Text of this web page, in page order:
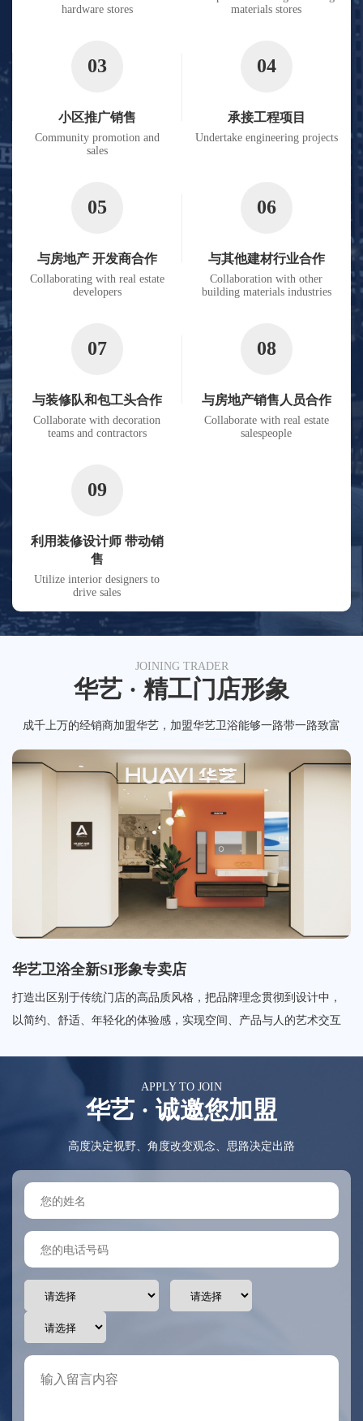
hardware stores
materials stores
03
小区推广销售
Community promotion and
sales
04
承接工程项目
Undertake engineering projects
05
与房地产 开发商合作
Collaborating with real estate
developers
06
与其他建材行业合作
Collaboration with other
building materials industries
07
与装修队和包工头合作
Collaborate with decoration
teams and contractors
08
与房地产销售人员合作
Collaborate with real estate
salespeople
09
利用装修设计师 带动销
售
Utilize interior designers to
drive sales
JOINING TRADER
华艺 · 精工门店形象
成千上万的经销商加盟华艺，加盟华艺卫浴能够一路带一路致富
华艺卫浴全新SI形象专卖店
打造出区别于传统门店的高品质风格，把品牌理念贯彻到设计中，
以简约、舒适、年轻化的体验感，实现空间、产品与人的艺术交互
APPLY TO JOIN
华艺 · 诚邀您加盟
高度决定视野、角度改变观念、思路决定出路